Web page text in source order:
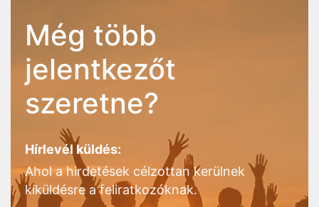
Még több
jelentkezőt
szeretne?
Hírlevél küldés:
Ahol a hirdetések célzottan kerülnek
kiküldésre a feliratkozóknak.